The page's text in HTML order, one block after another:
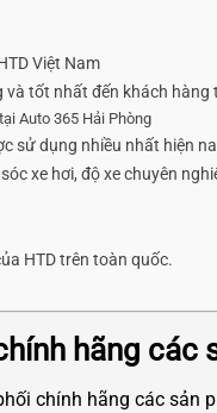
Việt Nam
và tốt nhất đến khách hàng
Auto 365 Hải Phòng
sử dụng nhiều nhất hiện
xe hơi, độ xe chuyên
HTD trên toàn quốc.
hãng các
chính hãng các sản